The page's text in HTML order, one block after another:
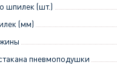
шпилек (шт.)
(мм)
пневмоподушки